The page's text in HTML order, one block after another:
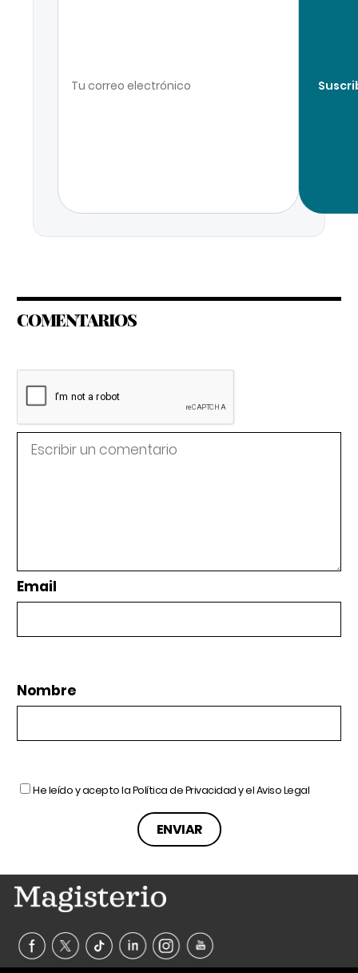
COMENTARIOS
Email
Nombre
He leído y acepto laPolítica de Privacidady elAviso Legal